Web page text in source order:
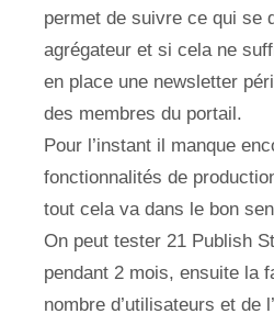
permet de suivre ce qui se
agrégateur et si cela ne
en place une newsletter
des membres du portail.
Pour l’instant il manque
fonctionnalités de
tout cela va dans le bon
On peut tester 21 Publish
pendant 2 mois, ensuite la
nombre d’utilisateurs et de